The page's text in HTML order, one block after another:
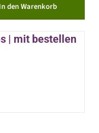
In den Warenkorb
| mit bestellen